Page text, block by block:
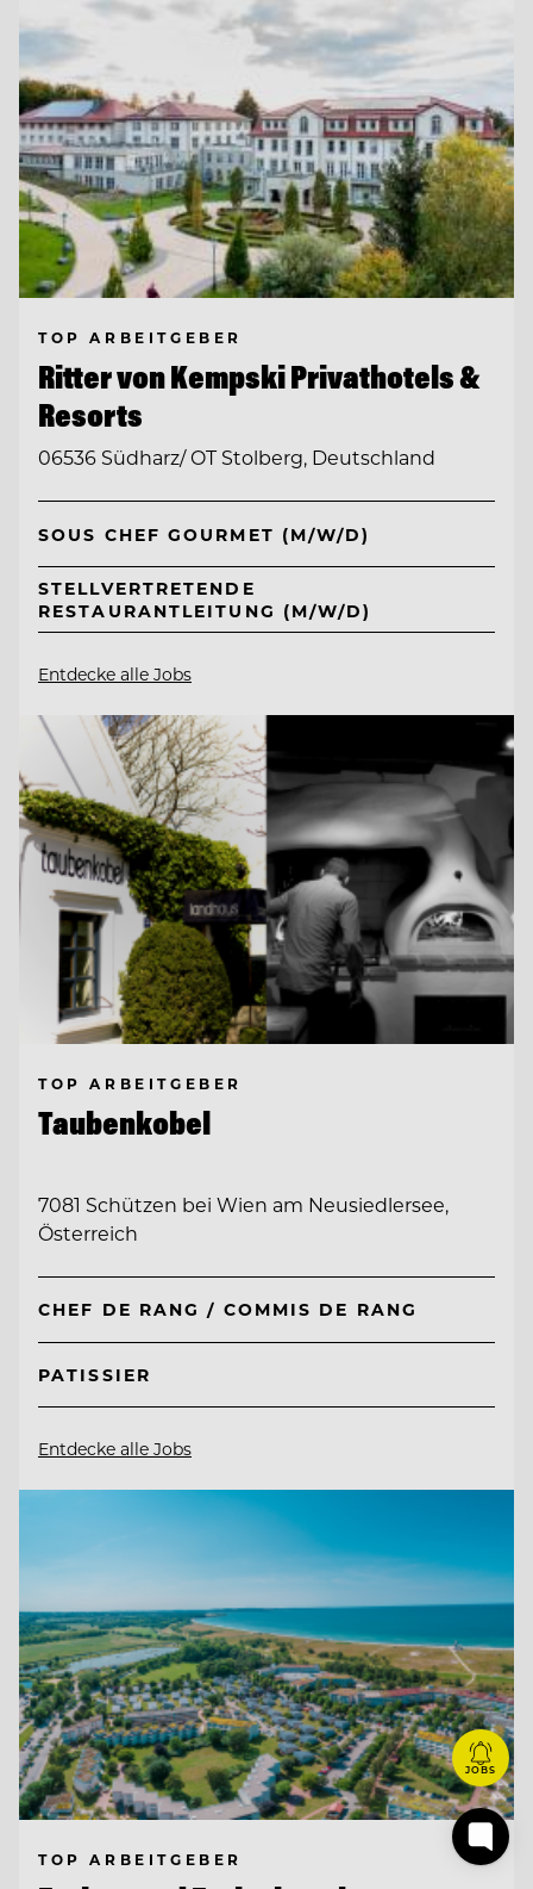
TOP ARBEITGEBER
Ritter von Kempski Privathotels &
Resorts
06536 Südharz/ OT Stolberg, Deutschland
SOUS CHEF GOURMET (M/W/D)
STELLVERTRETENDE
RESTAURANTLEITUNG (M/W/D)
Entdecke alle Jobs
TOP ARBEITGEBER
Taubenkobel
7081 Schützen bei Wien am Neusiedlersee,
Österreich
CHEF DE RANG / COMMIS DE RANG
PATISSIER
Entdecke alle Jobs
TOP ARBEITGEBER
JOBS